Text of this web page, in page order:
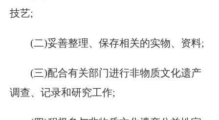
技艺;
(二)妥善整理、保存相关的实物、资料;
(三)配合有关部门进行非物质文化遗产
调查、记录和研究工作;